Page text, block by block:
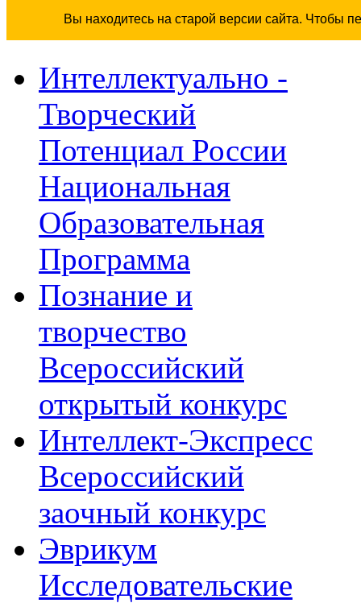
Вы находитесь на старой версии сайта. Чтобы
Интеллектуально -
Творческий
Потенциал России
Национальная
Образовательная
Программа
Познание и
творчество
Всероссийский
открытый конкурс
Интеллект-Экспресс
Всероссийский
заочный конкурс
Эврикум
Исследовательские